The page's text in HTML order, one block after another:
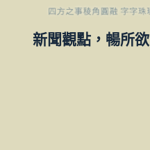
新聞觀點，暢所